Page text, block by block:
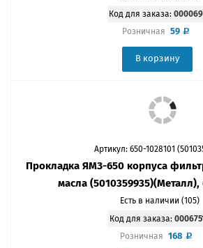
Код для заказа:
Розничная 59
В корзину
Артикул: 650-1028101
Прокладка ЯМЗ-650 корпуса
масла (5010359935)(Металл),
Есть в наличии (105)
Код для заказа:
Розничная 168